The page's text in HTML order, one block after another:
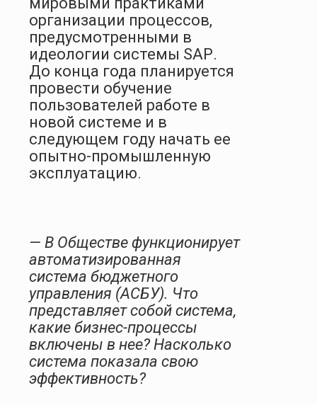
организации процессов,
предусмотренными в
идеологии системы SAP.
До конца года планируется
провести обучение
пользователей работе в
новой системе и в
следующем году начать ее
опытно-промышленную
эксплуатацию.
— В Обществе функционирует
автоматизированная
система бюджетного
управления (АСБУ). Что
представляет собой система,
какие бизнес-процессы
включены в нее? Насколько
система показала свою
эффективность?